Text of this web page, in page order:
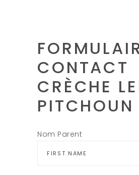
CONTACT
CRÈCHE
PITCHOUN
Nom Parent